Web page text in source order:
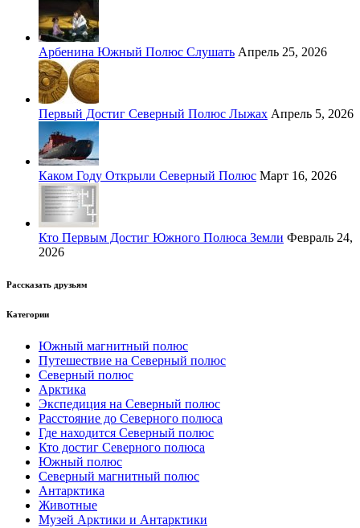
Арбенина Южный Полюс Слушать Апрель 25, 2026
Первый Достиг Северный Полюс Лыжах Апрель 5, 2026
Каком Году Открыли Северный Полюс Март 16, 2026
Кто Первым Достиг Южного Полюса Земли Февраль 24,
2026
Рассказать друзьям
Категории
Южный магнитный полюс
Путешествие на Северный полюс
Северный полюс
Арктика
Экспедиция на Северный полюс
Расстояние до Северного полюса
Где находится Северный полюс
Кто достиг Северного полюса
Южный полюс
Северный магнитный полюс
Антарктика
Животные
Музей Арктики и Антарктики